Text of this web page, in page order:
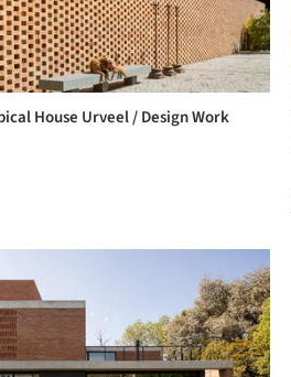
House Urveel / Design Work